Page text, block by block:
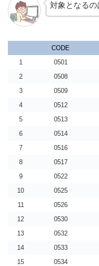
対象となるの
CODE
1
0501
2
0508
3
0509
4
0512
5
0513
6
0514
7
0516
8
0517
9
0522
10
0525
11
0526
12
0530
13
0532
14
0533
15
0534